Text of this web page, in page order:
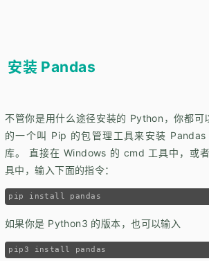
安装 Pandas
不管你是用什么途径安装的 Python，你都
的一个叫 Pip 的包管理工具来安装
库。 直接在 Windows 的 cmd 工具中，或
具中，输入下面的指令：
如果你是 Python3 的版本，也可以输入